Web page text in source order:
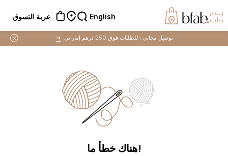
English عربة التسوق
توصيل مجاني : للطلبات فوق 250 درهم إماراتي ➜
!هناك خطأ ما